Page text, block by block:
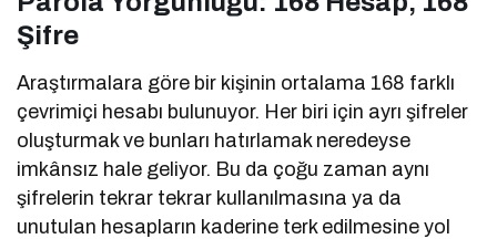
Şifre
Araştırmalara göre bir kişinin ortalama 168 farklı
çevrimiçi hesabı bulunuyor. Her biri için ayrı şifreler
oluşturmak ve bunları hatırlamak neredeyse
imkânsız hale geliyor. Bu da çoğu zaman aynı
şifrelerin tekrar tekrar kullanılmasına ya da
unutulan hesapların kaderine terk edilmesine yol